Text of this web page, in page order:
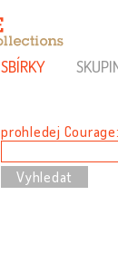
SBÍRKY
prohledej Courage: